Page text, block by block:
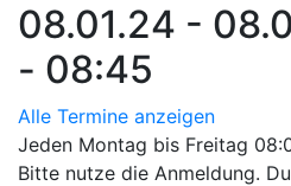
08.01.24 -
- 08:45
Alle Termine anzeigen
Jeden Montag bis Freitag
Bitte nutze die Anmeldung.